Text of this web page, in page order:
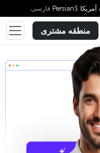
آمریکا $
Persian فارسى
منطقه مشتری